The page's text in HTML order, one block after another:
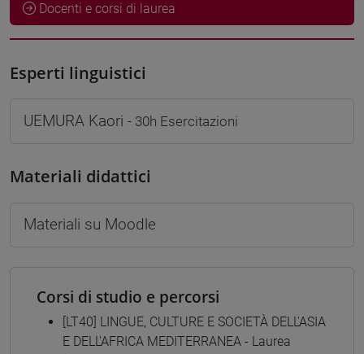
Docenti e corsi di laurea
Esperti linguistici
UEMURA Kaori - 30h Esercitazioni
Materiali didattici
Materiali su Moodle
Corsi di studio e percorsi
[LT40] LINGUE, CULTURE E SOCIETÀ DELL'ASIA
E DELL'AFRICA MEDITERRANEA - Laurea